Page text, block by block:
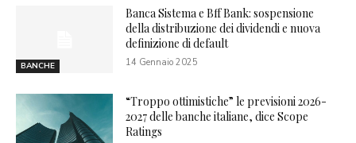
BANCHE
Banca Sistema e Bff Bank: sospensione
della distribuzione dei dividendi e nuova
definizione di default
14 Gennaio 2025
“Troppo ottimistiche” le previsioni 2026-
2027 delle banche italiane, dice Scope
Ratings